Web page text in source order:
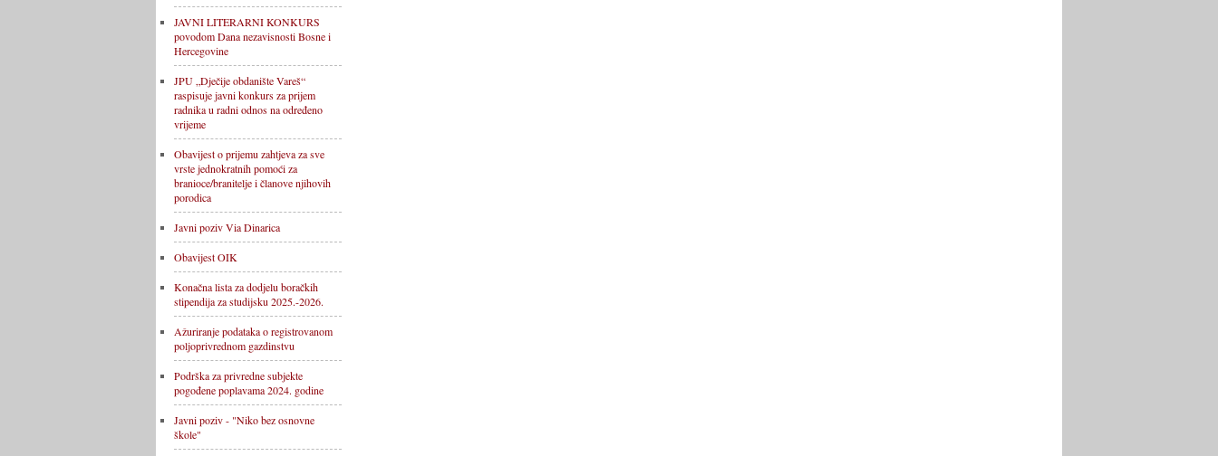
JAVNI LITERARNI KONKURS
povodom Dana nezavisnosti Bosne i
Hercegovine
JPU „Dječije obdanište Vareš“
raspisuje javni konkurs za prijem
radnika u radni odnos na određeno
vrijeme
Obavijest o prijemu zahtjeva za sve
vrste jednokratnih pomoći za
branioce/branitelje i članove njihovih
porodica
Javni poziv Via Dinarica
Obavijest OIK
Konačna lista za dodjelu boračkih
stipendija za studijsku 2025.-2026.
Ažuriranje podataka o registrovanom
poljoprivrednom gazdinstvu
Podrška za privredne subjekte
pogođene poplavama 2024. godine
Javni poziv - "Niko bez osnovne
škole"